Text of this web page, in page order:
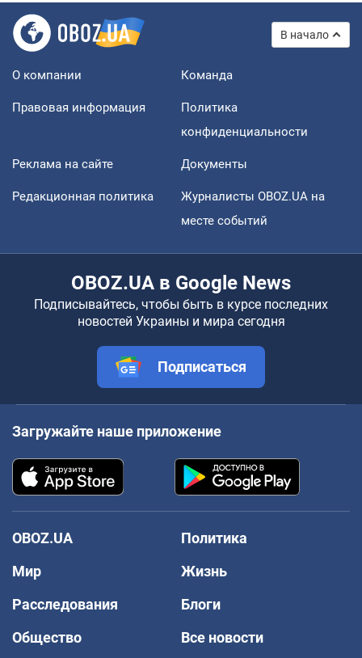
В начало
О компании Команда
Правовая информация
Политика
конфиденциальности
Реклама на сайте Документы
Редакционная политика
Журналисты OBOZ.UA на
месте событий
OBOZ.UA в Google News
Подписывайтесь, чтобы быть в курсе последних
новостей Украины и мира сегодня
Подписаться
Загружайте наше приложение
OBOZ.UA
Политика
Мир
Жизнь
Расследования
Блоги
Общество
Все новости